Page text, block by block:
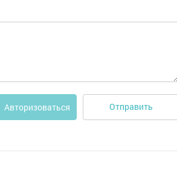
Авторизоваться Отправить